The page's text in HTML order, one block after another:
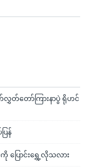
တ်တော်ကြားနာပွဲ ရိုဟင်
ြန်
ကို ပြောင်းရွှေ့လိုသလား